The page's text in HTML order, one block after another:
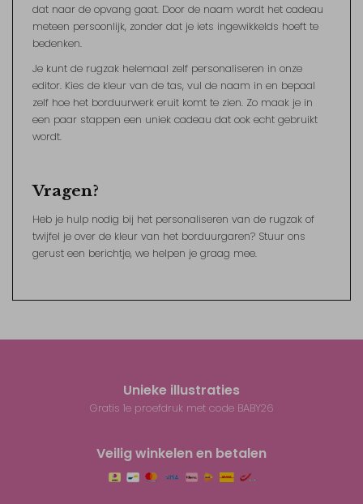
dat naar de opvang gaat. Door de naam wordt het cadeau
meteen persoonlijk, zonder dat je iets ingewikkelds hoeft te
bedenken.
Je kunt de rugzak helemaal zelf personaliseren in onze
editor. Kies de kleur van de tas, vul de naam in en bepaal
zelf hoe het borduurwerk eruit komt te zien. Zo maak je in
een paar stappen een uniek cadeau dat ook echt gebruikt
wordt.
Vragen?
Heb je hulp nodig bij het personaliseren van de rugzak of
twijfel je over de kleur van het borduurgaren? Stuur ons
gerust een berichtje, we helpen je graag mee.
Unieke illustraties
Gratis 1e proefdruk met code BABY26
Veilig winkelen en betalen